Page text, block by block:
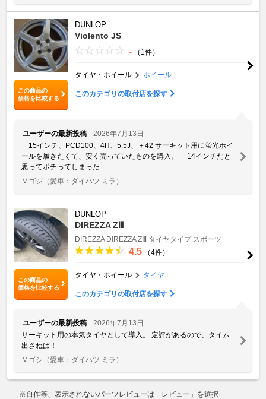
この商品の
価格を比較する
DUNLOP
Violento JS
- （1件）
タイヤ・ホイール ホイール
このカテゴリの取付店を探す
ユーザーの最新投稿
2026年7月13日
15インチ、PCD100、4H、5.5J、＋42 サーキット用に蛍光ホイ
ールを履きたくて、安く売っていたものを購入。 14インチだと
思ってポチってしまった…
Ｍゴシ （愛車：ダイハツ ミラ）
この商品の
価格を比較する
DUNLOP
DIREZZA ZⅢ
DIREZZA DIREZZA ZⅢ タイヤタイプ:スポーツ
4.5 （4件）
タイヤ・ホイール タイヤ
このカテゴリの取付店を探す
ユーザーの最新投稿
2026年7月13日
サーキット用の本気タイヤとして導入。 定評があるので、タイム
出さねば！
Ｍゴシ （愛車：ダイハツ ミラ）
※自作等、表示されないパーツレビューは「レビュー」を選択